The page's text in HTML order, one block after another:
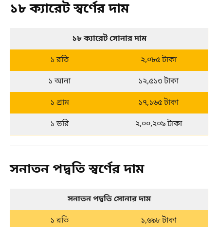
১৮ ক্যারেট স্বর্ণের দাম
১৮ ক্যারেট সোনার দাম
১ রতি
২,০৮৫ টাকা
১ আনা
১২,৫১৩ টাকা
১ গ্রাম
১৭,১৬৫ টাকা
১ ভরি
২,০০,২০৯ টাকা
সনাতন পদ্বতি স্বর্ণের দাম
সনাতন পদ্বতি সোনার দাম
১ রতি
১,৬৯৮ টাকা